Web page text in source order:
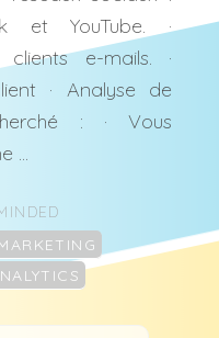
et YouTube. ·
e-mails. ·
· Analyse de
: · Vous
...